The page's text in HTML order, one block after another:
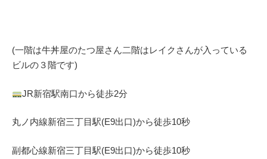
(一階は牛丼屋のたつ屋さん二階はレイクさんが入っている
ビルの３階です)
JR新宿駅南口から徒歩2分
丸ノ内線新宿三丁目駅(E9出口)から徒歩10秒
副都心線新宿三丁目駅(E9出口)から徒歩10秒